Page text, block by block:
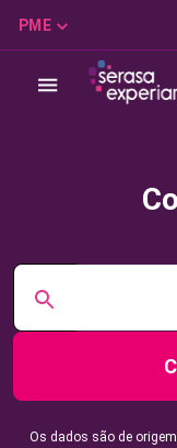
PME
Os dados são de